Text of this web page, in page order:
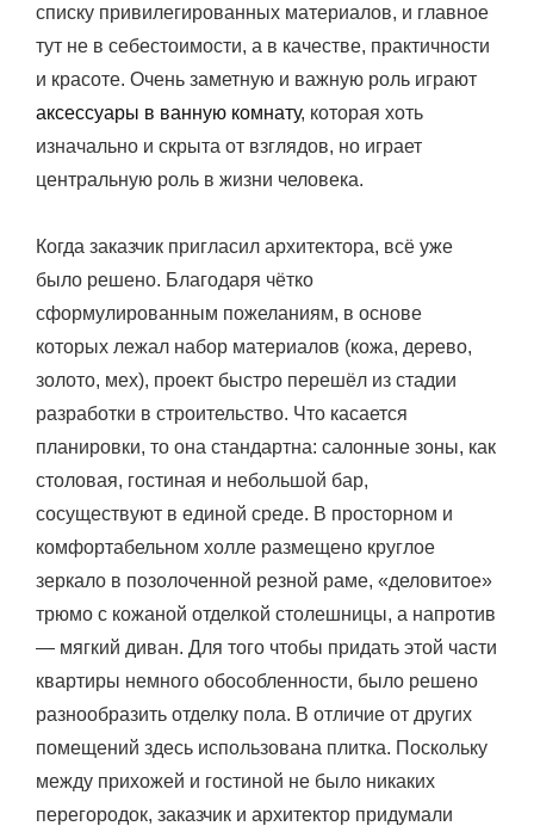
списку привилегированных материалов, и главное
тут не в себестоимости, а в качестве, практичности
и красоте. Очень заметную и важную роль играют
аксессуары в ванную комнату, которая хоть
изначально и скрыта от взглядов, но играет
центральную роль в жизни человека.
Когда заказчик пригласил архитектора, всё уже
было решено. Благодаря чётко
сформулированным пожеланиям, в основе
которых лежал набор материалов (кожа, дерево,
золото, мех), проект быстро перешёл из стадии
разработки в строительство. Что касается
планировки, то она стандартна: салонные зоны, как
столовая, гостиная и небольшой бар,
сосуществуют в единой среде. В просторном и
комфортабельном холле размещено круглое
зеркало в позолоченной резной раме, «деловитое»
трюмо с кожаной отделкой столешницы, а напротив
— мягкий диван. Для того чтобы придать этой части
квартиры немного обособленности, было решено
разнообразить отделку пола. В отличие от других
помещений здесь использована плитка. Поскольку
между прихожей и гостиной не было никаких
перегородок, заказчик и архитектор придумали